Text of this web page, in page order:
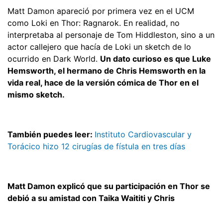
Matt Damon apareció por primera vez en el UCM
como Loki en Thor: Ragnarok. En realidad, no
interpretaba al personaje de Tom Hiddleston, sino a un
actor callejero que hacía de Loki un sketch de lo
ocurrido en Dark World. Un dato curioso es que Luke
Hemsworth, el hermano de Chris Hemsworth en la
vida real, hace de la versión cómica de Thor en el
mismo sketch.
También puedes leer: Instituto Cardiovascular y
Torácico hizo 12 cirugías de fístula en tres días
Matt Damon explicó que su participación en Thor se
debió a su amistad con Taika Waititi y Chris